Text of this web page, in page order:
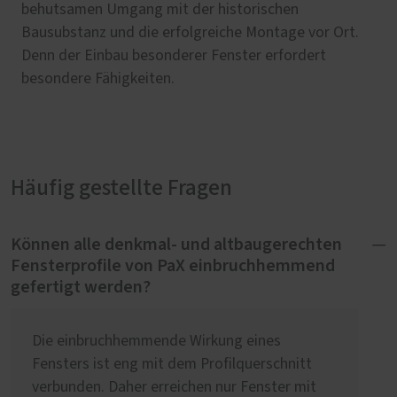
behutsamen Umgang mit der historischen
Bausubstanz und die erfolgreiche Montage vor Ort.
Denn der Einbau besonderer Fenster erfordert
besondere Fähigkeiten.
Häufig gestellte Fragen
Können alle denkmal- und altbaugerechten
Fensterprofile von PaX einbruchhemmend
gefertigt werden?
Die einbruchhemmende Wirkung eines
Fensters ist eng mit dem Profilquerschnitt
verbunden. Daher erreichen nur Fenster mit